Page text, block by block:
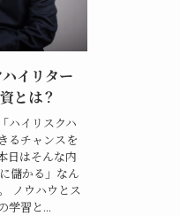
イリター
とは？
ハイリスクハ
るチャンスを
日はそんな内
儲かる」なん
ノウハウとス
学習と...